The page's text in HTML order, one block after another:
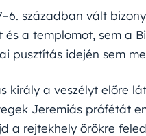
században vált
a templomot, sem a
pusztítás idején sem
király a veszélyt előre
Jeremiás prófétát
rejtekhely örökre